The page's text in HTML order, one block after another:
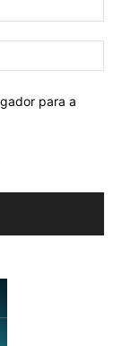
para a